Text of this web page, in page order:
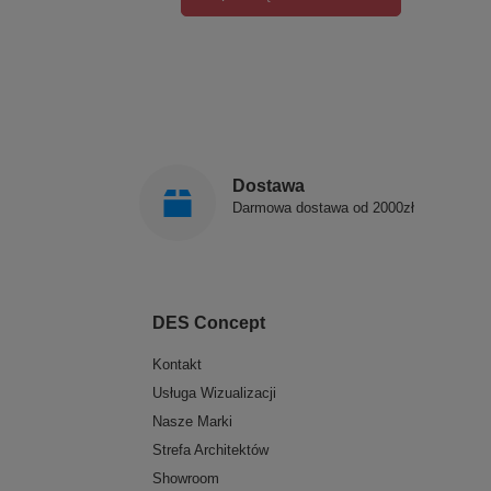
Dostawa
Darmowa dostawa od 2000zł
DES Concept
Kontakt
Usługa Wizualizacji
Nasze Marki
Strefa Architektów
Showroom